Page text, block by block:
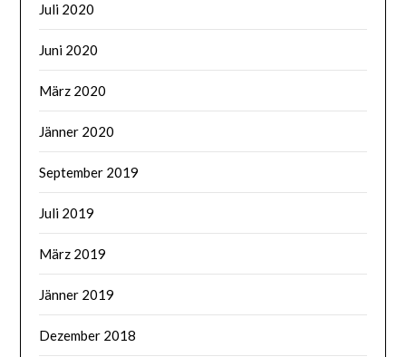
Juli 2020
Juni 2020
März 2020
Jänner 2020
September 2019
Juli 2019
März 2019
Jänner 2019
Dezember 2018